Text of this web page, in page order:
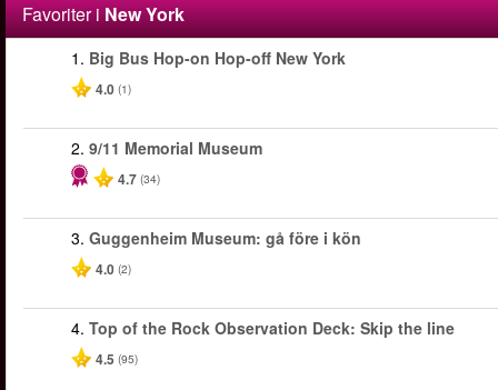
Favoriter iNew York
1. Big Bus Hop-on Hop-off New York
4.0 (1)
2. 9/11 Memorial Museum
4.7 (34)
3. Guggenheim Museum: gå före i kön
4.0 (2)
4. Top of the Rock Observation Deck: Skip the line
4.5 (95)